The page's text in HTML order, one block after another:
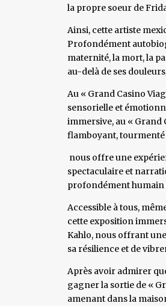
la propre soeur de
Ainsi, cette artiste
Profondément
maternité, la mort, la
au-delà de ses
Au « Grand Casino
sensorielle et
immersive, au « Grand
flamboyant, tourmenté
nous offre une
spectaculaire et
profondément humain
Accessible à tous,
cette exposition
Kahlo, nous offrant
sa résilience et de
Après avoir admirer
gagner la sortie de «
amenant dans la